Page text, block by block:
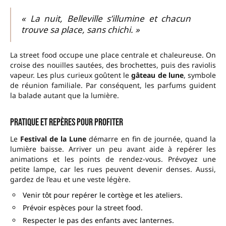
« La nuit, Belleville s’illumine et chacun
trouve sa place, sans chichi. »
La street food occupe une place centrale et chaleureuse. On
croise des nouilles sautées, des brochettes, puis des raviolis
vapeur. Les plus curieux goûtent legâteau de lune, symbole
de réunion familiale. Par conséquent, les parfums guident
la balade autant que la lumière.
Pratique et repères pour profiter
Le Festival de la Lune démarre en fin de journée, quand la
lumière baisse. Arriver un peu avant aide à repérer les
animations et les points de rendez-vous. Prévoyez une
petite lampe, car les rues peuvent devenir denses. Aussi,
gardez de l’eau et une veste légère.
Venir tôt pour repérer le cortège et les ateliers.
Prévoir espèces pour la street food.
Respecter le pas des enfants avec lanternes.